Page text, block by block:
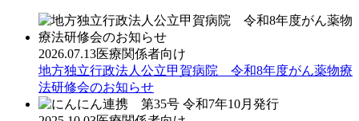
2026.07.13医療関係者向け
地方独立行政法人公立甲賀病院 令和8年度がん薬物療
法研修会のお知らせ